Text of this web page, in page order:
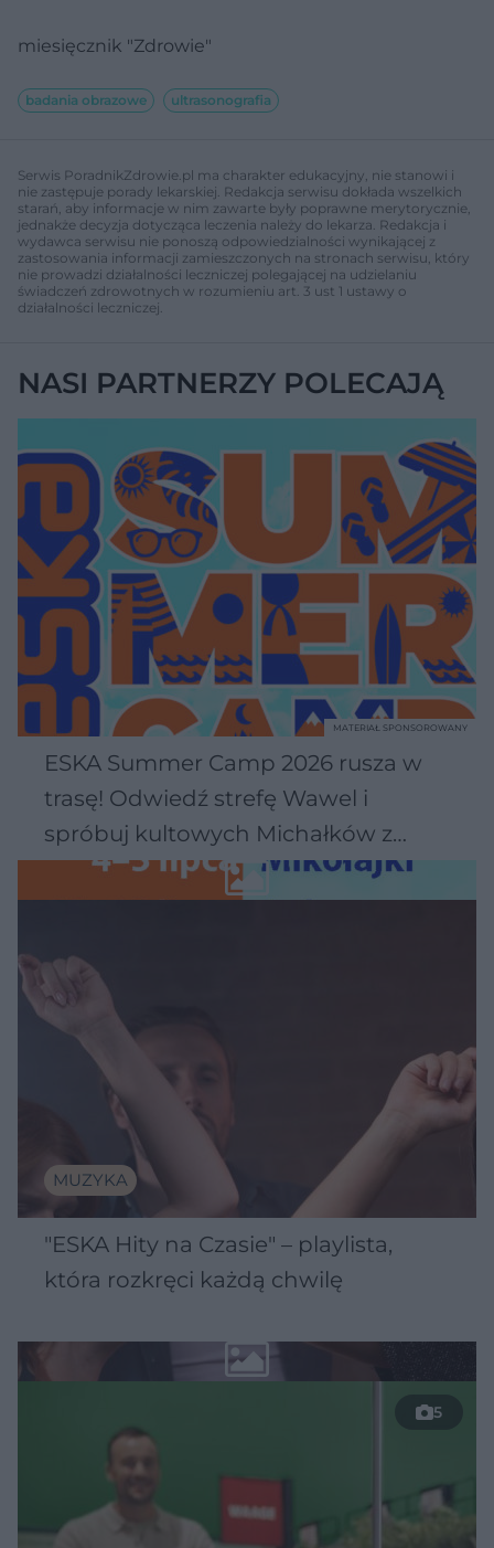
miesięcznik "Zdrowie"
badania obrazowe ultrasonografia
Serwis PoradnikZdrowie.pl ma charakter edukacyjny, nie stanowi i
nie zastępuje porady lekarskiej. Redakcja serwisu dokłada wszelkich
starań, aby informacje w nim zawarte były poprawne merytorycznie,
jednakże decyzja dotycząca leczenia należy do lekarza. Redakcja i
wydawca serwisu nie ponoszą odpowiedzialności wynikającej z
zastosowania informacji zamieszczonych na stronach serwisu, który
nie prowadzi działalności leczniczej polegającej na udzielaniu
świadczeń zdrowotnych w rozumieniu art. 3 ust 1 ustawy o
działalności leczniczej.
NASI PARTNERZY POLECAJĄ
ESKA Summer Camp 2026 rusza w
trasę! Odwiedź strefę Wawel i
spróbuj kultowych Michałków z
Wawelu
MATERIAŁ SPONSOROWANY
MUZYKA
"ESKA Hity na Czasie" – playlista,
która rozkręci każdą chwilę
5